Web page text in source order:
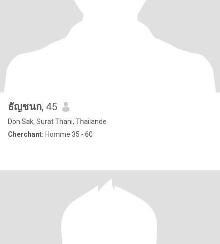
ธัญชนก, 45
Don Sak, Surat Thani, Thailande
Cherchant: Homme 35 - 60